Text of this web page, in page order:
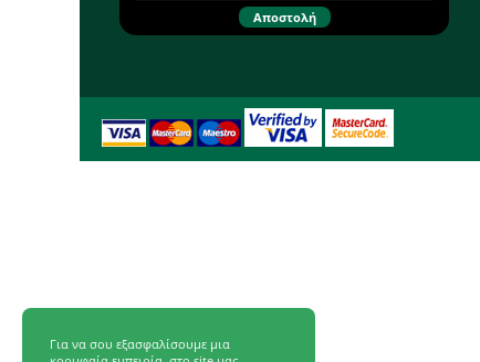
Για να σου εξασφαλίσουμε μια